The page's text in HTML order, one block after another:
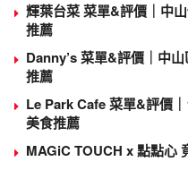
輝葉台菜 菜單&評價｜中
推薦
Danny’s 菜單&評價｜中
推薦
Le Park Cafe 菜單&評價
美食推薦
MAGiC TOUCH x 點點心